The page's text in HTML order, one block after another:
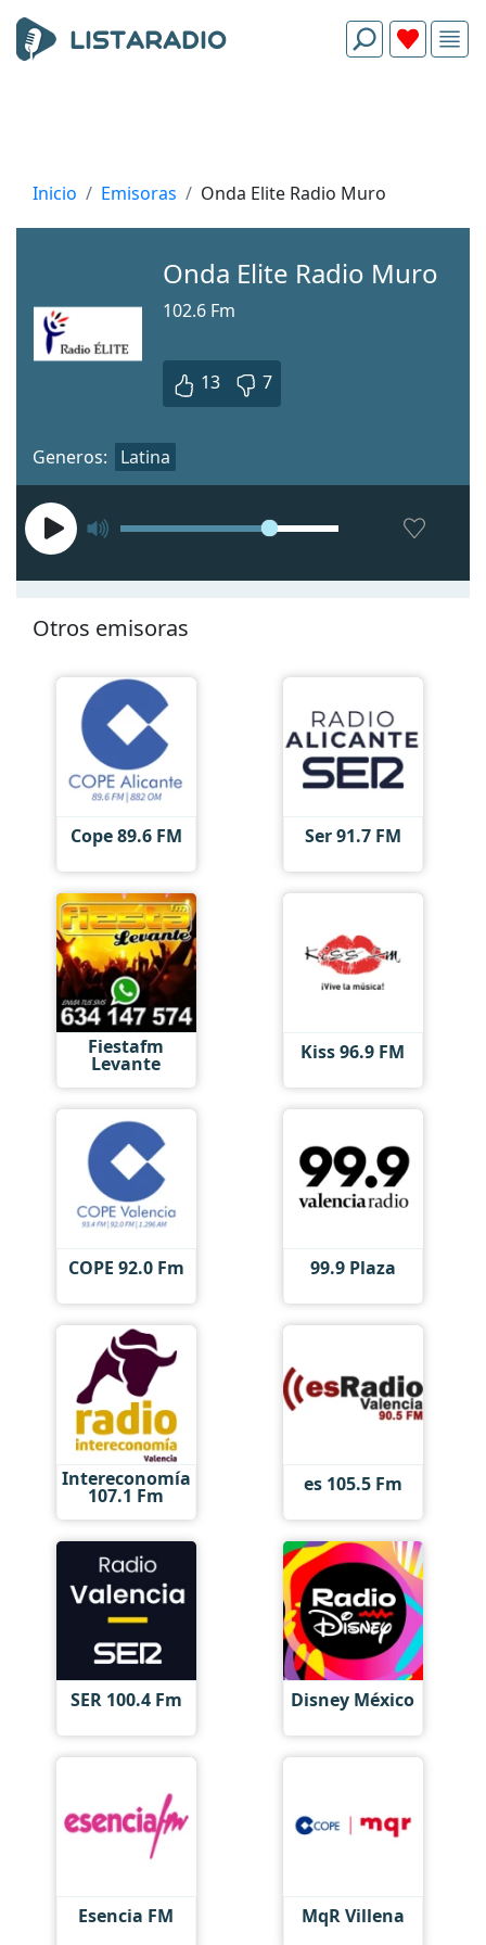
Inicio Emisoras Onda Elite Radio Muro
Onda Elite Radio Muro
102.6 Fm
13 7
Generos: Latina
Otros emisoras
Cope 89.6 FM Ser 91.7 FM
Fiestafm
Levante Kiss 96.9 FM
COPE 92.0 Fm 99.9 Plaza
Intereconomía
107.1 Fm es 105.5 Fm
SER 100.4 Fm Disney México
Esencia FM MqR Villena